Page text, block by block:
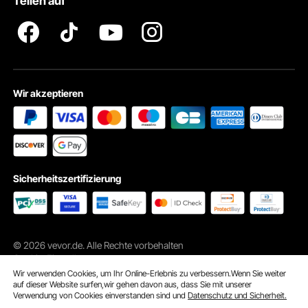
Wir akzeptieren
Sicherheitszertifizierung
© 2026 vevor.de. Alle Rechte vorbehalten
Cookie-Einstellungen
Wir verwenden Cookies, um Ihr Online-Erlebnis zu verbessern.Wenn Sie weiter
auf dieser Website surfen,wir gehen davon aus, dass Sie mit unserer
Verwendung von Cookies einverstanden sind undDatenschutz und Sicherheit.